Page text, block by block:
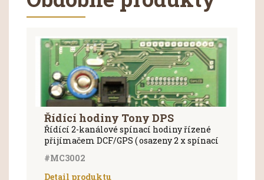
Řídící hodiny Tony DPS
Řídící 2-kanálové spínací hodiny řízené
přijímačem DCF/GPS ( osazeny 2 x spínací
Hodiny neobsahují žádné ovládací prvky,
k naprogramování je nutno použít externí
#MC3002
Detail produktu